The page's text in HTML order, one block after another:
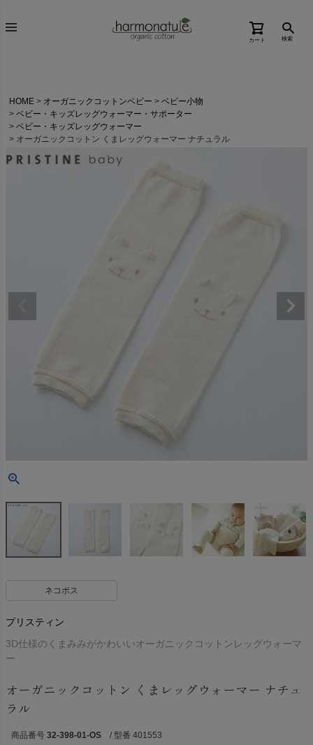
カート 検索
HOME オーガニックコットンベビー
ベビー小物
ベビー・キッズレッグウォーマー・サポーター
ベビー・キッズレッグウォーマー
オーガニックコットン くまレッグウォーマー ナチュラル
ネコポス
プリスティン
3D仕様のくまみみがかわいいオーガニックコットンレッグウォーマ
ー
オーガニックコットン くまレッグウォーマー ナチュ
ラル
商品番号 32-398-01-OS / 型番 401553